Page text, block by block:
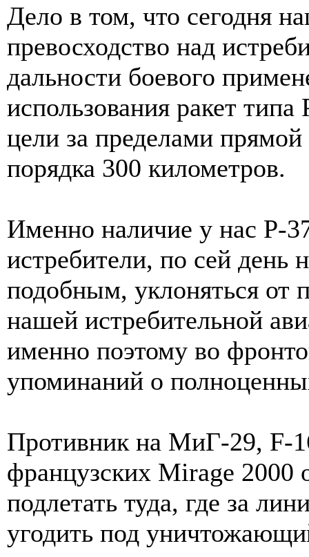
Дело в том, что сегодня
превосходство над
дальности боевого
использования ракет
цели за пределами
порядка 300 километров.
Именно наличие у нас Р-
истребители, по сей день
подобным, уклоняться от
нашей истребительной
именно поэтому во
упоминаний о
Противник на МиГ-29, F-
французских Mirage 2000
подлетать туда, где за
угодить под